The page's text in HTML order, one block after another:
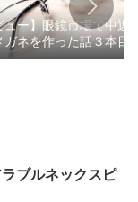
ュー】眼鏡市場で中近
ガネを作った話３本目
ラブルネックスピ